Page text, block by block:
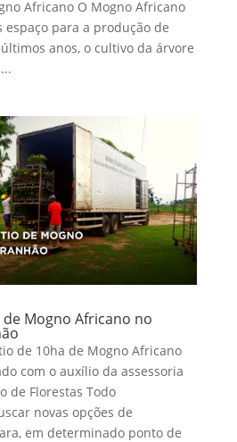
Africano O Mogno Africano
espaço para a produção de
anos, o cultivo da árvore
Mogno Africano no
de 10ha de Mogno Africano
com o auxílio da assessoria
de Florestas Todo
novas opções de
em determinado ponto de